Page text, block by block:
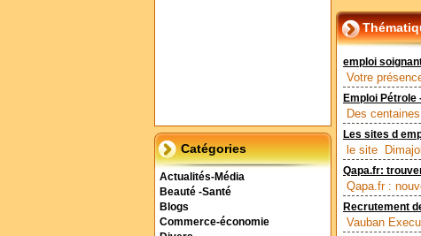
Catégories
Actualités-Média
Beauté -Santé
Blogs
Commerce-économie
emploi
Votre
Emploi Pétrole
Des
Les sites d
le site
Qapa.fr:
Qapa.fr :
Recrutement
Vauban